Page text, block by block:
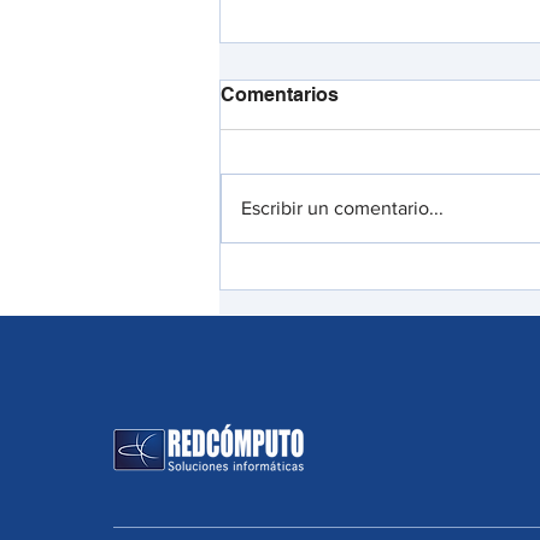
Comentarios
Escribir un comentario...